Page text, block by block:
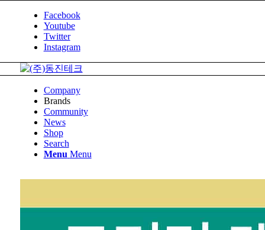
Facebook
Youtube
Twitter
Instagram
Company
Brands
Community
News
Shop
Search
Menu Menu